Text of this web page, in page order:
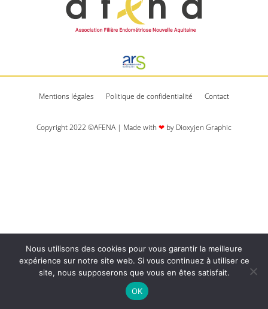
Mentions légales Politique de confidentialité Contact
Copyright 2022 ©AFENA | Made with ❤ by Dioxyjen Graphic​​
Nous utilisons des cookies pour vous garantir la meilleure
expérience sur notre site web. Si vous continuez à utiliser ce
site, nous supposerons que vous en êtes satisfait.
OK